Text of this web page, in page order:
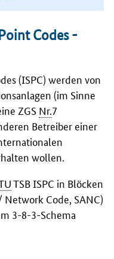
Codes-
(ISPC) werden von
(im Sinne
ZGS Nr.7
Betreiber einer
wollen.
TSB ISPC in Blöcken
Network Code , SANC)
3-8-3-Schema